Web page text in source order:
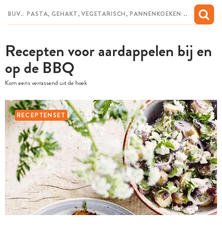
Recepten voor aardappelen bij en
op de BBQ
Kom eens verrassend uit de hoek
RECEPTENSET
MIJN BEWAARDE RECEPTEN